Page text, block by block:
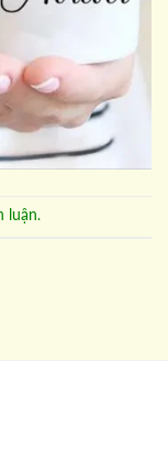
luận.